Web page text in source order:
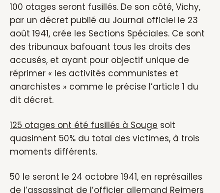
100 otages seront fusillés. De son côté, Vichy,
par un décret publié au Journal officiel le 23
août 1941, crée les Sections Spéciales. Ce sont
des tribunaux bafouant tous les droits des
accusés, et ayant pour objectif unique de
réprimer « les activités communistes et
anarchistes » comme le précise l’article 1 du
dit décret.
125 otages ont été fusillés à Souge soit
quasiment 50% du total des victimes, à trois
moments différents.
50 le seront le 24 octobre 1941, en représailles
de l’assassinat de l’officier allemand Reimers